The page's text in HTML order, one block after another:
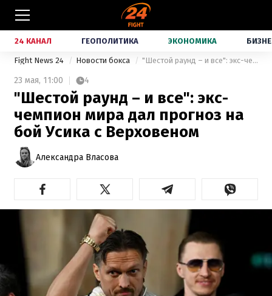
24 КАНАЛ ГЕОПОЛИТИКА ЭКОНОМИКА
Fight News 24 Новости бокса "Шестой раунд – и все": экс-чемпион мира дал прогноз на бой Усика с Верховеном
23 мая, 11:00 4
"Шестой раунд – и все": экс-
чемпион мира дал прогноз на
бой Усика с Верховеном
Александра Власова